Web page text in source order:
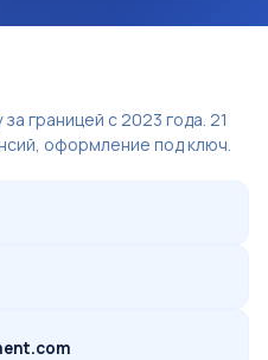
границей с 2023 года. 21
оформление под ключ.